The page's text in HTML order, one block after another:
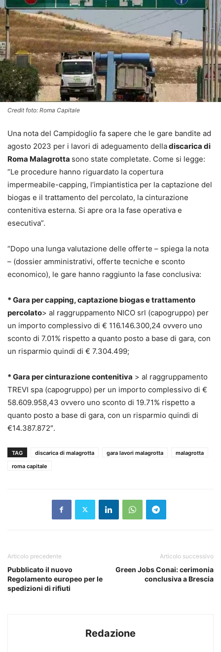
Credit foto: Roma Capitale
Una nota del Campidoglio fa sapere che le gare bandite ad
agosto 2023 per i lavori di adeguamento delladiscarica di
Roma Malagrotta sono state completate. Come si legge:
“Le procedure hanno riguardato la copertura
impermeabile-capping, l’impiantistica per la captazione del
biogas e il trattamento del percolato, la cinturazione
contenitiva esterna. Si apre ora la fase operativa e
esecutiva”.
“Dopo una lunga valutazione delle offerte – spiega la nota
– (dossier amministrativi, offerte tecniche e sconto
economico), le gare hanno raggiunto la fase conclusiva:
* Gara per capping, captazione biogas e trattamento
percolato> al raggruppamento NICO srl (capogruppo) per
un importo complessivo di € 116.146.300,24 ovvero uno
sconto di 7.01% rispetto a quanto posto a base di gara, con
un risparmio quindi di € 7.304.499;
* Gara per cinturazione contenitiva > al raggruppamento
TREVI spa (capogruppo) per un importo complessivo di €
58.609.958,43 ovvero uno sconto di 19.71% rispetto a
quanto posto a base di gara, con un risparmio quindi di
€14.387.872″.
TAG discarica di malagrotta gara lavori malagrotta
malagrotta
roma capitale
Articolo precedente
Pubblicato il nuovo
Regolamento europeo per le
spedizioni di rifiuti
Articolo successivo
Green Jobs Conai: cerimonia
conclusiva a Brescia
Redazione